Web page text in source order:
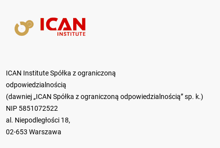
ICAN Institute Spółka z ograniczoną
odpowiedzialnością
(dawniej „ICAN Spółka z ograniczoną odpowiedzialnością” sp. k.)
NIP 5851072522
al. Niepodległości 18,
02-653 Warszawa